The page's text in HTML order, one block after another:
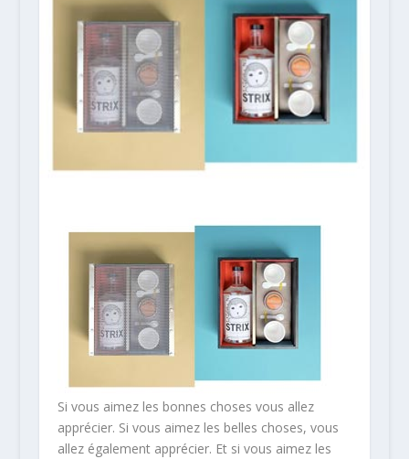
Si vous aimez les bonnes choses vous allez
apprécier. Si vous aimez les belles choses, vous
allez également apprécier. Et si vous aimez les